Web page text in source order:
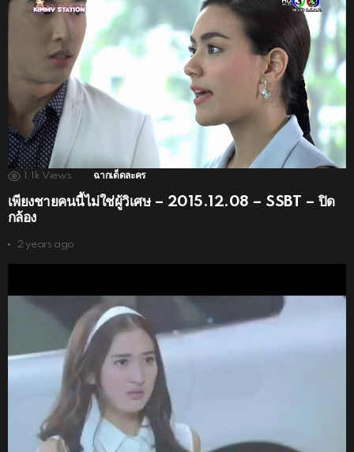
1.1k Views ฉากเด็ดละคร
เพียงชายคนนี้ไม่ใช่ผู้วิเศษ – 2015.12.08 – SSBT – ปิด
กล้อง
2 years ago